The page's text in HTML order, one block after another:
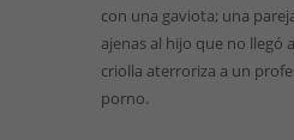
con una gaviota; una
ajenas al hijo que no llegó
criolla aterroriza a un
porno.